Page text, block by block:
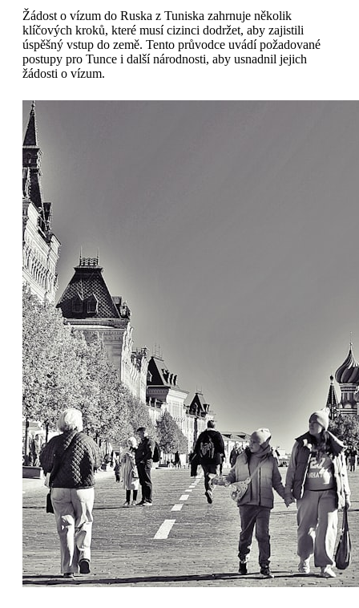
Žádost o vízum do Ruska z Tuniska zahrnuje několik
klíčových kroků, které musí cizinci dodržet, aby zajistili
úspěšný vstup do země. Tento průvodce uvádí požadované
postupy pro Tunce i další národnosti, aby usnadnil jejich
žádosti o vízum.